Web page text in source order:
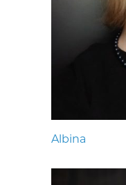
Albina